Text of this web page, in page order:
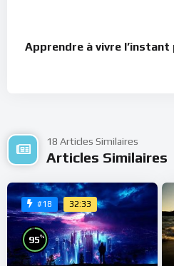
Apprendre à vivre l’instant
18 Articles Similaires
Articles Similaires
#18 32:33
95%